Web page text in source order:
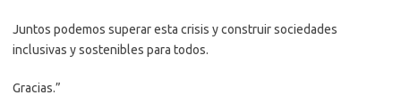
Juntos podemos superar esta crisis y construir sociedades
inclusivas y sostenibles para todos.
Gracias.”